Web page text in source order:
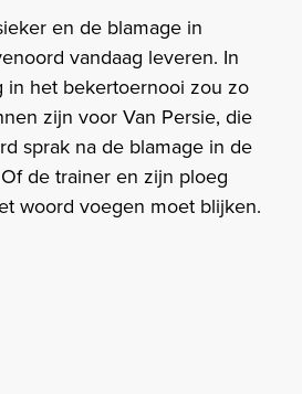
en de blamage in
vandaag leveren. In
in het bekertoernooi zou zo
zijn voor Van Persie, die
sprak na de blamage in de
de trainer en zijn ploeg
woord voegen moet blijken.